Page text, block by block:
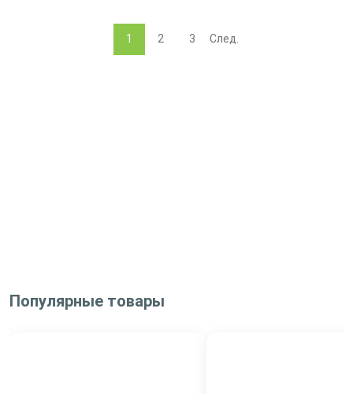
1 2 3 След.
Популярные товары